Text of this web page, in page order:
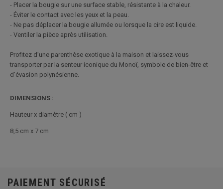
- Placer la bougie sur une surface stable, résistante à la chaleur.
- Éviter le contact avec les yeux et la peau.
- Ne pas déplacer la bougie allumée ou lorsque la cire est liquide.
- Ventiler la pièce après utilisation.
Profitez d’une parenthèse exotique à la maison et laissez-vous
transporter par la senteur iconique du Monoï, symbole de bien-être et
d’évasion polynésienne.
DIMENSIONS :
Hauteur x diamètre ( cm )
8,5 cm x 7 cm
PAIEMENT SÉCURISÉ